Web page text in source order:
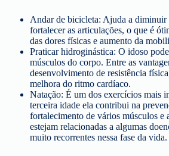
Andar de bicicleta: Ajuda a diminuir
fortalecer as articulações, o que é
das dores físicas e aumento da
Praticar hidroginástica: O idoso
músculos do corpo. Entre as
desenvolvimento de resistência
melhora do ritmo cardíaco.
Natação: É um dos exercícios mais
terceira idade ela contribui na
fortalecimento de vários músculos e
estejam relacionadas a algumas
muito recorrentes nessa fase da vida.